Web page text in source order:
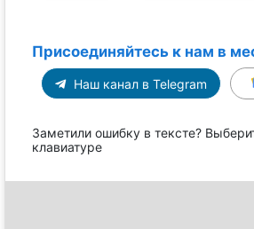
Присоединяйтесь к нам в
Наш канал в Telegram
Заметили ошибку в тексте?
клавиатуре